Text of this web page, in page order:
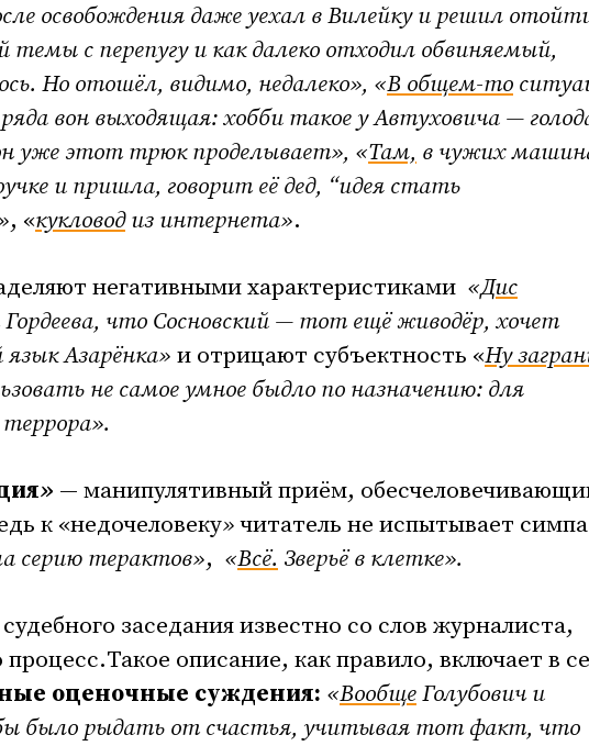
освобождения даже уехал в Вилейку и решил
с перепугу и как далеко отходил обвиняемый,
Но отошёл, видимо, недалеко», «В общем-то
вон выходящая: хобби такое у Автуховича —
уже этот трюк проделывает», «Там, в чужих
и пришла, говорит её дед, “идея стать
, «кукловодиз интернета».
негативными характеристиками «Дис
что Сосновский — тот ещё живодёр, хочет
язык Азарёнка» и отрицают субъектность «Ну
не самое умное быдло по назначению: для
».
» — манипулятивный приём,
к «недочеловеку»читатель не испытывает
серию терактов», «Всё. Зверьё в клетке».
заседания известно со слов журналиста,
описание, как правило, включает в
оценочные суждения: «ВообщеГолубович и
было рыдать от счастья, учитывая тот факт, что